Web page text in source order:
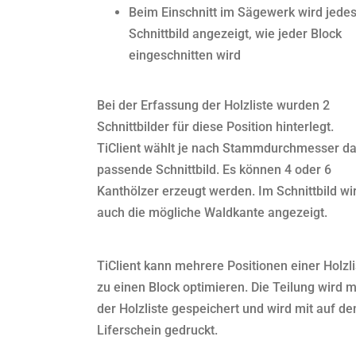
Beim Einschnitt im Sägewerk wird jedes
Schnittbild angezeigt, wie jeder Block
eingeschnitten wird
Bei der Erfassung der Holzliste wurden 2
Schnittbilder für diese Position hinterlegt.
TiClient wählt je nach Stammdurchmesser
passende Schnittbild. Es können 4 oder 6
Kanthölzer erzeugt werden. Im Schnittbild
auch die mögliche Waldkante angezeigt.
TiClient kann mehrere Positionen einer
zu einen Block optimieren. Die Teilung wird
der Holzliste gespeichert und wird mit auf
Liferschein gedruckt.